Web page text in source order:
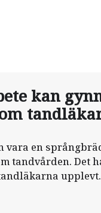
kan
vara en
tandvården. Det
upplevt.